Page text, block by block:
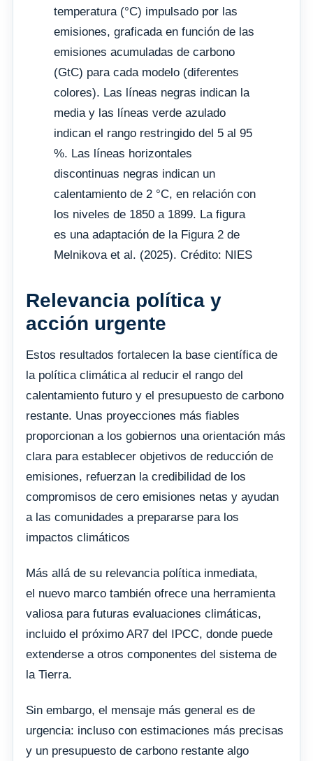
temperatura (°C) impulsado por las
emisiones, graficada en función de las
emisiones acumuladas de carbono
(GtC) para cada modelo (diferentes
colores). Las líneas negras indican la
media y las líneas verde azulado
indican el rango restringido del 5 al 95
%. Las líneas horizontales
discontinuas negras indican un
calentamiento de 2 °C, en relación con
los niveles de 1850 a 1899. La figura
es una adaptación de la Figura 2 de
Melnikova et al. (2025). Crédito: NIES
Relevancia política y
acción urgente
Estos resultados fortalecen la base científica de
la política climática al reducir el rango del
calentamiento futuro y el presupuesto de carbono
restante. Unas proyecciones más fiables
proporcionan a los gobiernos una orientación más
clara para establecer objetivos de reducción de
emisiones, refuerzan la credibilidad de los
compromisos de cero emisiones netas y ayudan
a las comunidades a prepararse para los
impactos climáticos
Más allá de su relevancia política inmediata,
el nuevo marco también ofrece una herramienta
valiosa para futuras evaluaciones climáticas,
incluido el próximo AR7 del IPCC, donde puede
extenderse a otros componentes del sistema de
la Tierra.
Sin embargo, el mensaje más general es de
urgencia: incluso con estimaciones más precisas
y un presupuesto de carbono restante algo